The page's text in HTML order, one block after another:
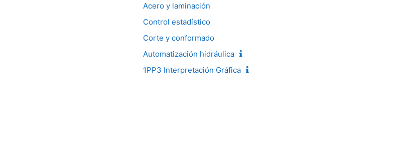
Acero y laminación
Control estadístico
Corte y conformado
Automatización hidráulica
1PP3 Interpretación Gráfica